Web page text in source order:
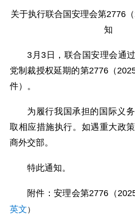
关于执行联合国安理会第2776
知
3月3日，联合国安理会通
党制裁授权延期的第2776（
件）。
为履行我国承担的国际义
取相应措施执行。如遇重大政
商外交部。
特此通知。
附件：安理会第2776（
英文）